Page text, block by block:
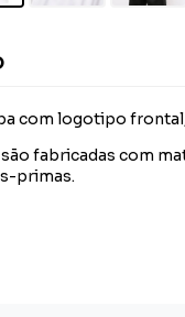
com logotipo
fabricadas com
primas.